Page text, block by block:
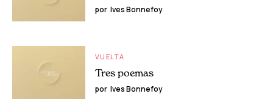
por Ives Bonnefoy
VUELTA
Tres poemas
por Ives Bonnefoy